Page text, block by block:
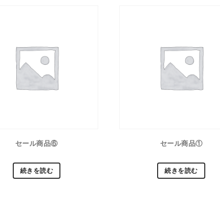
セール商品⑥
続きを読む
セール商品①
続きを読む